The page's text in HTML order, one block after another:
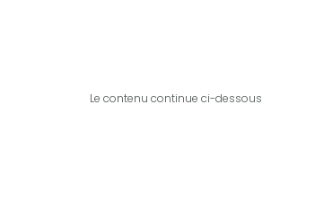
Le contenu continue ci-dessous